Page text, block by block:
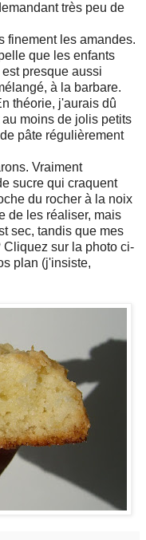
très peu de
finement les amandes.
que les enfants
presque aussi
à la barbare.
théorie, j'aurais dû
moins de jolis petits
pâte régulièrement
Vraiment
sucre qui craquent
du rocher à la noix
de les réaliser, mais
sec, tandis que mes
Cliquez sur la photo ci-
plan (j'insiste,